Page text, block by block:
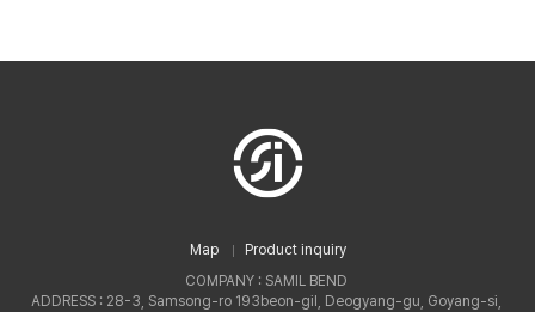
Map
Product inquiry
COMPANY : SAMIL BEND
ADDRESS : 28-3, Samsong-ro 193beon-gil, Deogyang-gu, Goyang-si,